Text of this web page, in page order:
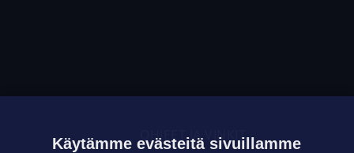
OHJEET JA VINKIT
Käytämme evästeitä sivuillamme